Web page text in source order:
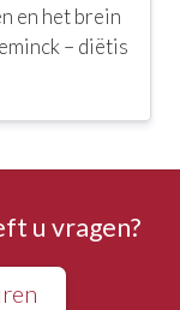
en het brein
– diëtis
u vragen?